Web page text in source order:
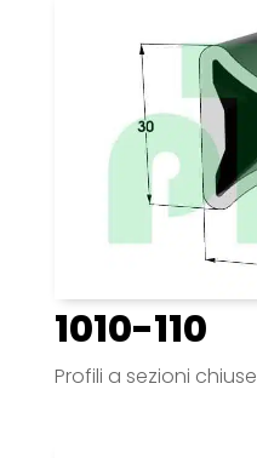
1010-110
Profili a sezioni chiuse